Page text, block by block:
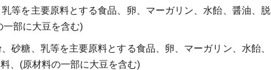
等を主要原料とする食品、卵、マーガリン、水飴、醤油、脱
一部に大豆を含む)
砂糖、乳等を主要原料とする食品、卵、マーガリン、水飴、
、(原材料の一部に大豆を含む)